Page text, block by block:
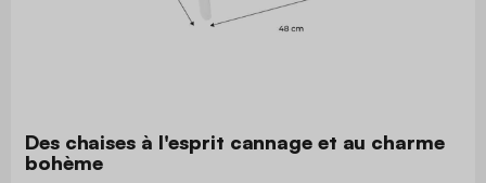
Des chaises à l'esprit cannage et au charme
bohème